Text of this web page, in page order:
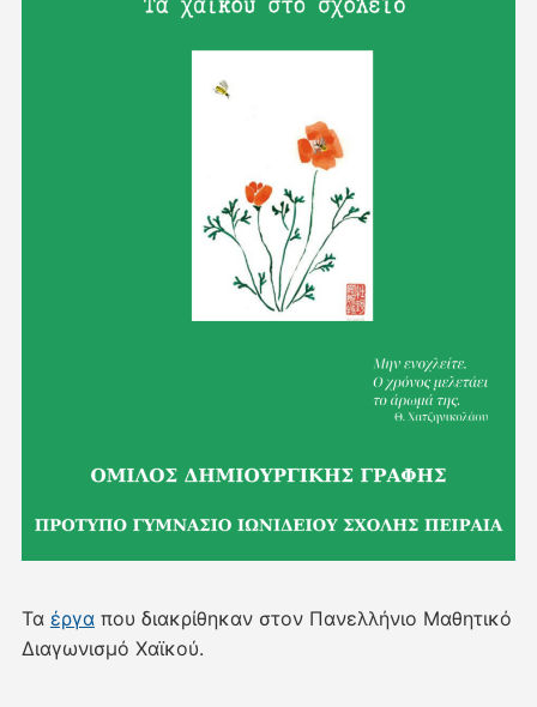
Τα έργαπου διακρίθηκαν στον Πανελλήνιο Μαθητικό
Διαγωνισμό Χαϊκού.